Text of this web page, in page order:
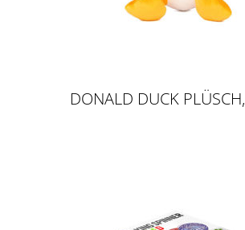
DONALD DUCK